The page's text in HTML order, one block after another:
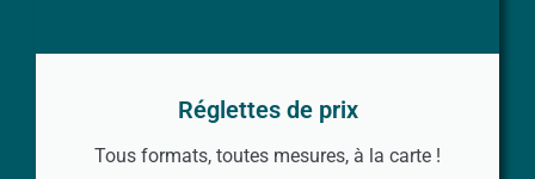
Réglettes de prix
Tous formats, toutes mesures, à la carte !